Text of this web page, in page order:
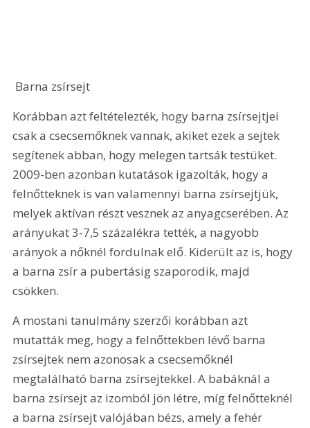
Barna zsírsejt
Korábban azt feltételezték, hogy barna zsírsejtjei
csak a csecsemőknek vannak, akiket ezek a sejtek
segítenek abban, hogy melegen tartsák testüket.
2009-ben azonban kutatások igazolták, hogy a
felnőtteknek is van valamennyi barna zsírsejtjük,
melyek aktívan részt vesznek az anyagcserében. Az
arányukat 3-7,5 százalékra tették, a nagyobb
arányok a nőknél fordulnak elő. Kiderült az is, hogy
a barna zsír a pubertásig szaporodik, majd
csökken.
A mostani tanulmány szerzői korábban azt
mutatták meg, hogy a felnőttekben lévő barna
zsírsejtek nem azonosak a csecsemőknél
megtalálható barna zsírsejtekkel. A babáknál a
barna zsírsejt az izomból jön létre, míg felnőtteknél
a barna zsírsejt valójában bézs, amely a fehér